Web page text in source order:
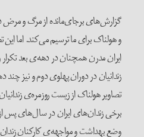
گزارش‌های برجای‌مانده از مرگ و مرض
و هولناک برای ما ترسیم می‌کند. اما این
ایران مدرن همچنان در دهه‌ی بعد تکرار
زندانیان در دوران پهلوی دوم و نیز
تصاویر هولناک از زیست روزمره‌ی
برخی زندان‌های ایران در سال‌های پس
وضع بهداشت و مواجهه‌ی کارکنان